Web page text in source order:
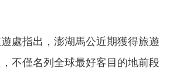
處指出，澎湖馬公近期獲得旅遊
不僅名列全球最好客目的地前段